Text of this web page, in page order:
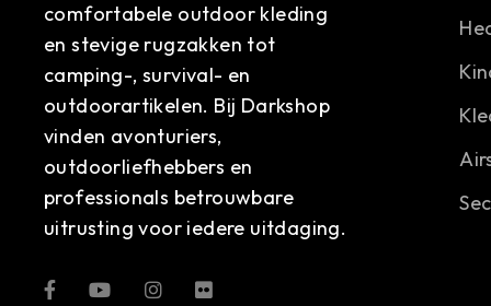
comfortabele outdoor kleding
en stevige rugzakken tot
camping-, survival- en
outdoorartikelen. Bij Darkshop
vinden avonturiers,
outdoorliefhebbers en
professionals betrouwbare
uitrusting voor iedere uitdaging.